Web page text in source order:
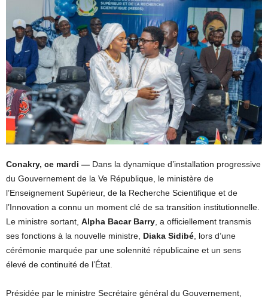
Conakry, ce mardi — Dans la dynamique d’installation progressive
du Gouvernement de la Ve République, le ministère de
l’Enseignement Supérieur, de la Recherche Scientifique et de
l’Innovation a connu un moment clé de sa transition institutionnelle.
Le ministre sortant, Alpha Bacar Barry, a officiellement transmis
ses fonctions à la nouvelle ministre, Diaka Sidibé, lors d’une
cérémonie marquée par une solennité républicaine et un sens
élevé de continuité de l’État.
Présidée par le ministre Secrétaire général du Gouvernement,